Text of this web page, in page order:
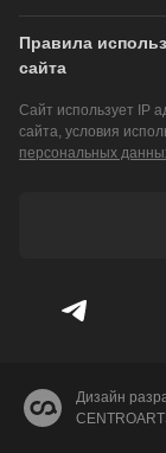
Правила
сайта
Сайт использует IP
сайта, условия
персональных
Дизайн